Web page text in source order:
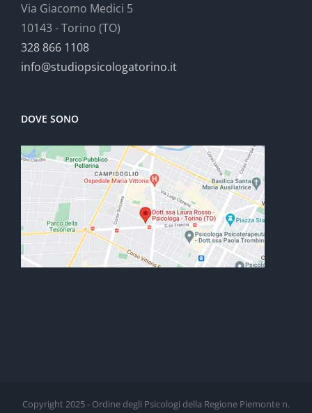
Via Giacomo Medici 5
10143 - Torino (TO)
328 866 1108
info@studiopsicologatorino.it
DOVE SONO
Copyright 2025 - Ordine degli Psicologi della Regione Piemonte n.